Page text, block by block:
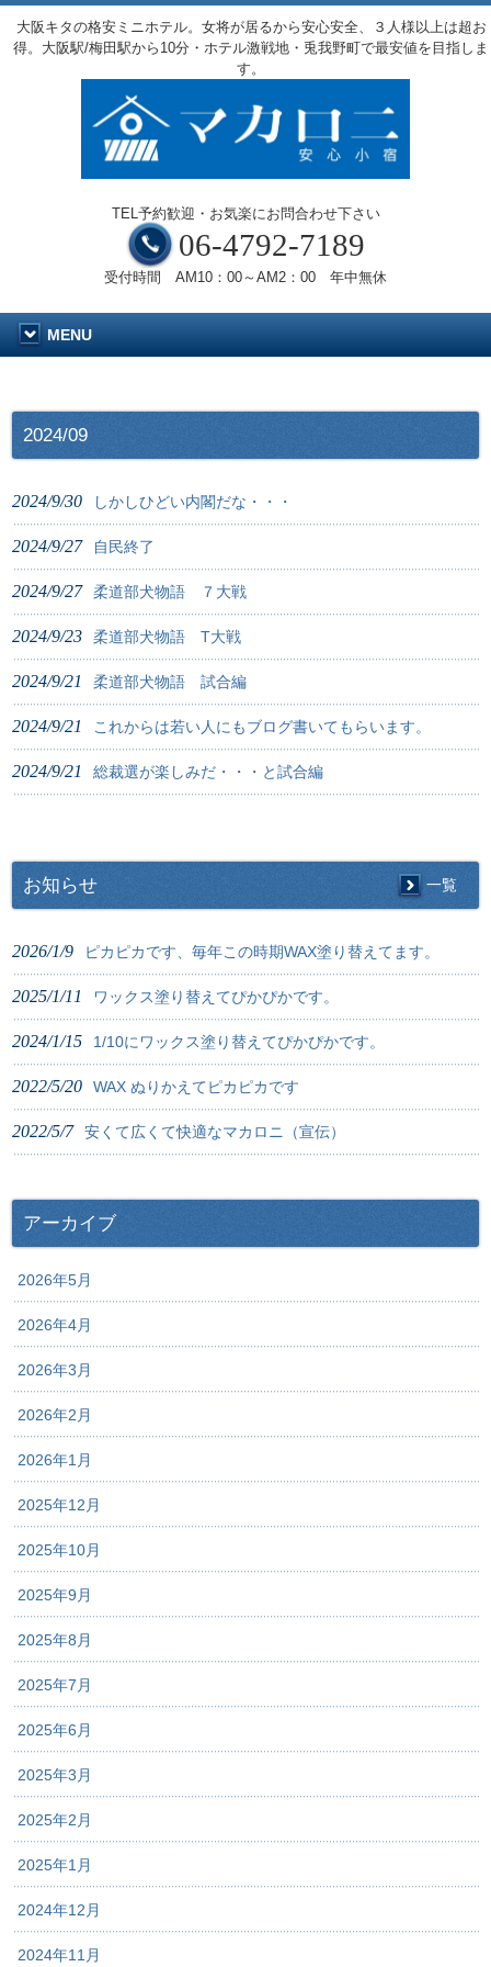
大阪キタの格安ミニホテル。女将が居るから安心安全、３人様以上は超お
得。大阪駅/梅田駅から10分・ホテル激戦地・兎我野町で最安値を目指しま
す。
TEL予約歓迎・お気楽にお問合わせ下さい
06-4792-7189
受付時間 AM10：00～AM2：00 年中無休
MENU
2024/09
2024/9/30 しかしひどい内閣だな・・・
2024/9/27 自民終了
2024/9/27 柔道部犬物語 ７大戦
2024/9/23 柔道部犬物語 T大戦
2024/9/21 柔道部犬物語 試合編
2024/9/21 これからは若い人にもブログ書いてもらいます。
2024/9/21 総裁選が楽しみだ・・・と試合編
お知らせ 一覧
2026/1/9 ピカピカです、毎年この時期WAX塗り替えてます。
2025/1/11 ワックス塗り替えてぴかぴかです。
2024/1/15 1/10にワックス塗り替えてぴかぴかです。
2022/5/20 WAX ぬりかえてピカピカです
2022/5/7 安くて広くて快適なマカロニ（宣伝）
アーカイブ
2026年5月
2026年4月
2026年3月
2026年2月
2026年1月
2025年12月
2025年10月
2025年9月
2025年8月
2025年7月
2025年6月
2025年3月
2025年2月
2025年1月
2024年12月
2024年11月